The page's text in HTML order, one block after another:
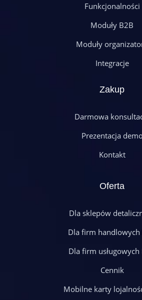
Funkcjonalności
Moduły B2B
Moduły
Integracje
Zakup
Darmowa
Prezentacja
Kontakt
Oferta
Dla sklepów
Dla firm handlowych
Dla firm usługowych
Cennik
Mobilne karty